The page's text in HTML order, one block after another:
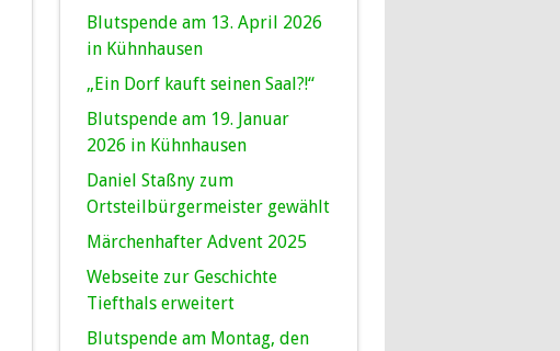
Blutspende am 13. April 2026
in Kühnhausen
„Ein Dorf kauft seinen Saal?!“
Blutspende am 19. Januar
2026 in Kühnhausen
Daniel Staßny zum
Ortsteilbürgermeister gewählt
Märchenhafter Advent 2025
Webseite zur Geschichte
Tiefthals erweitert
Blutspende am Montag, den